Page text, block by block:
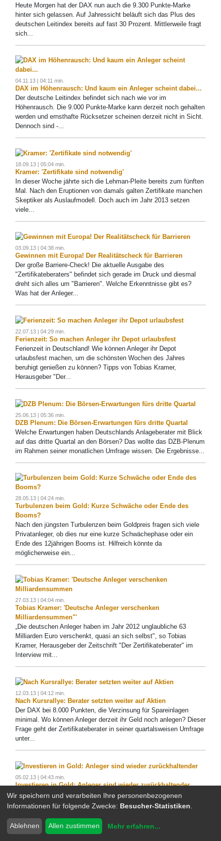
Heute Morgen hat der DAX nun auch die 9.300 Punkte-Marke
hinter sich gelassen. Auf Jahressicht beläuft sich das Plus des
deutschen Leitindex bereits auf fast 30 Prozent. Mittlerweile fragt
sich...
04.11.13 | 04:11 min.
DAX im Höhenrausch: Und kaum ein Anleger scheint dabei...
Der deutsche Leitindex befindet sich nach wie vor im
Höhenrausch. Die 9.000 Punkte-Marke kann derzeit noch gehalten
werden und ernsthafte Rücksetzer scheinen derzeit nicht in Sicht.
Dennoch sind -...
18.09.13 | 05:04 min.
Kramer: 'Zertifikate sind notwendig'
In dieser Woche jährte sich die Lehman-Pleite bereits zum fünften
Mal. Nach den Eruptionen von damals galten Zertifikate manchen
Skeptiker als Auslaufmodell. Doch auch im Jahr 2013 setzen
viele...
03.09.13 | 04:38 min.
Gewinnen mit Europa! Der Realitätscheck für Barrieren
Der große Barriere-Check! Die aktuelle Ausgabe des
"Zertifikateberaters" befindet sich gerade im Druck und diesmal
dreht sich alles um "Barrieren". Welche Erkenntnisse gibt es?
Was hat der Anleger...
22.07.13 | 04:29 min.
Ferienzeit: So machen Anleger ihr Depot urlaubsfest
Ferienzeit in Deutschland! Wie können Anleger ihr Depot
urlaubsfest machen, um die schönsten Wochen des Jahres
beruhigt genießen zu können? Tipps von Tobias Kramer,
Herausgeber "Der...
25.06.13 | 05:36 min.
DZB Plenum: Die Börsen-Erwartungen fürs dritte Quartal
Welche Erwartungen haben Deutschlands Anlageberater mit Blick
auf das dritte Quartal an den Börsen? Das wollte das DZB-Plenum
im Rahmen seiner monatlichen Umfrage wissen. Die Ergebnisse...
28.05.13 | 04:24 min.
Turbulenzen beim Gold: Kurze Schwäche oder Ende des
Booms?
Nach den jüngsten Turbulenzen beim Goldpreis fragen sich viele
Privatanleger, ob dies nur eine kurze Schwächephase oder ein
Ende des 12jährigen Booms ist. Hilfreich könnte da
möglicherweise ein...
27.03.13 | 04:04 min.
Tobias Kramer: 'Deutsche Anleger verschenken
Milliardensummen"'
„Die deutschen Anleger haben im Jahr 2012 unglaubliche 63
Milliarden Euro verschenkt, quasi an sich selbst", so Tobias
Kramer, Herausgeber der Zeitschrift "Der Zertifikateberater" im
Interview mit...
12.03.13 | 04:12 min.
Nach Kursrallye: Berater setzten weiter auf Aktien
Der DAX bei 8.000 Punkten, die Verzinsung für Spareinlagen
minimal. Wo können Anleger derzeit ihr Geld noch anlegen? Dieser
Frage geht der Zertifikateberater in seiner quartalsweisen Umfrage
unter...
05.02.13 | 04:43 min.
Investieren in Gold: Anleger sind wieder zurückhaltender
Das Interesse der Anleger an Gold ist immer noch vorhanden, nur
bei den Investitionen halten sie sich sehr zurück - so das Fazit der
Wir speichern und verarbeiten Ihre personenbezogenen
Informationen für folgende Zwecke: Besucher-Statistiken
Ablehnen Allen zustimmen Mehr erfahren...